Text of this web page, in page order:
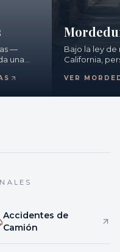
—
una
Bajo la ley
California,
VER
Accidentes de
Camión